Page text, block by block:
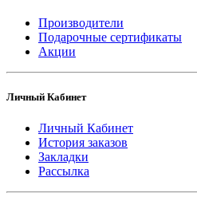
Производители
Подарочные сертификаты
Акции
Личный Кабинет
Личный Кабинет
История заказов
Закладки
Рассылка